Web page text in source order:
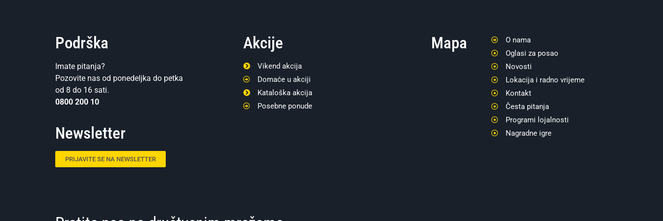
Podrška
Imate pitanja?
Pozovite nas od ponedeljka do petka
od 8 do 16 sati.
0800 200 10
Newsletter
PRIJAVITE SE NA NEWSLETTER
Akcije
Vikend akcija
Domaće u akciji
Kataloška akcija
Posebne ponude
Mapa
O nama
Oglasi za posao
Novosti
Lokacija i radno vrijeme
Kontakt
Česta pitanja
Programi lojalnosti
Nagradne igre